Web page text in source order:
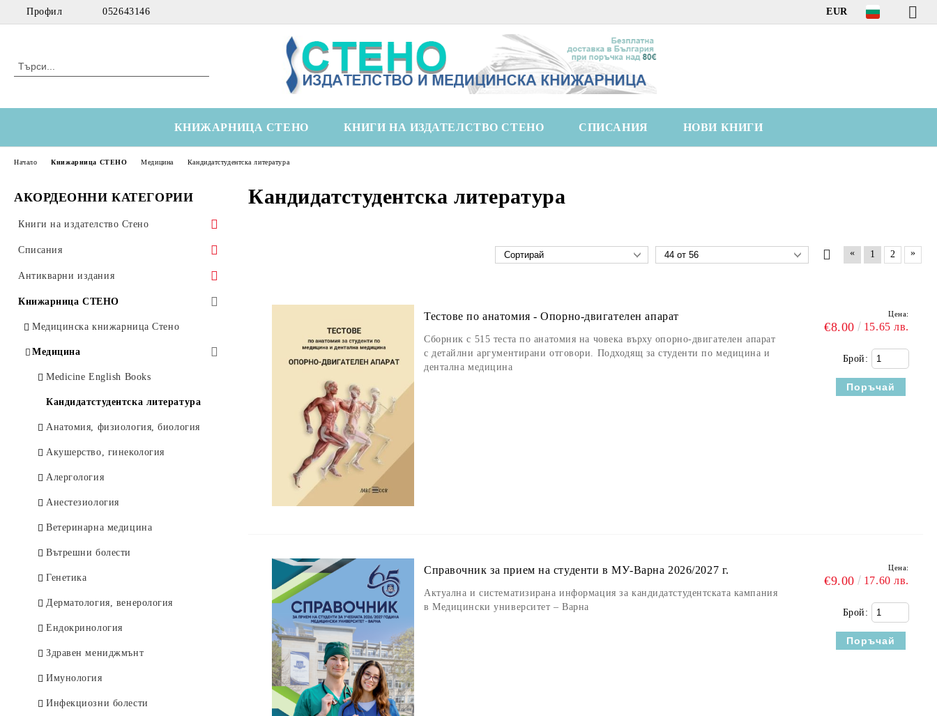
Профил 052643146 EUR
КНИЖАРНИЦА СТЕНО КНИГИ НА ИЗДАТЕЛСТВО СТЕНО СПИСАНИЯ НОВИ КНИГИ
АКОРДЕОННИ КАТЕГОРИИ
Книги на издателство Стено
Морски
Технически
Медицински
Психология
Икономика
Право и дипломация
История
Философия
Документални и мемоари
Художествени
Духовни учения
Туризъм и отдих
Детски
Други
Чуждоезикови
Deutsche Bücher
Списания
Здравна икономика
Оториноларингология
Офталмология
Клинична психология
Психиатрия
Психично здраве
Антикварни издания
Научна литература
Изкуство и история
Философия
Художествена литература
Чуждоезични книги
Нотни издания
Други
Книжарница СТЕНО
Медицинска книжарница Стено
Медицина
Medicine English Books
Кандидатстудентска литература
Анатомия, физиология, биология
Акушерство, гинекология
Алергология
Анестезиология
Ветеринарна медицина
Вътрешни болести
Генетика
Дерматология, венерология
Ендокринология
Здравен мениджмънт
Имунология
Инфекциозни болести
Начало Книжарница СТЕНО Медицина Кандидатстудентска литература
Кандидатстудентска литература
« 1 2 »
Тестове по анатомия - Опорно-двигателен апарат
Сборник с 515 теста по анатомия на човека върху опорно-двигателен апарат
с детайлни аргументирани отговори. Подходящ за студенти по медицина и
дентална медицина
Цена:
€8.00 15.65 лв.
Брой:
Справочник за прием на студенти в МУ-Варна 2026/2027 г.
Актуална и систематизирана информация за кандидатстудентската кампания
в Медицински университет – Варна
Цена:
€9.00 17.60 лв.
Брой: